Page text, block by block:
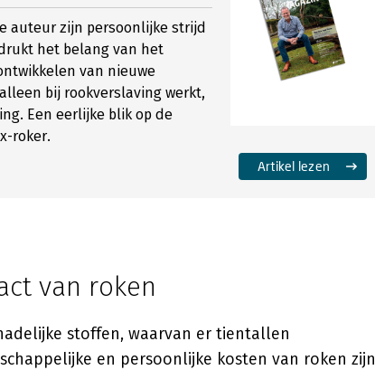
auteur zijn persoonlijke strijd
het belang van het
van nieuwe
bij rookverslaving werkt,
Een eerlijke blik op de
roker.
Artikel lezen
van roken
stoffen, waarvan er tientallen
en persoonlijke kosten van roken zijn